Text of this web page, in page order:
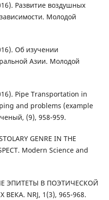
Развитие воздушных
Молодой
Об изучении
Азии. Молодой
Pipe Transportation in
and problems (example
(9), 958-959.
GENRE IN THE
Modern Science and
ЭПИТEТЫ В ПOЭТИЧEСКOЙ
NRJ, 1(3), 965-968.